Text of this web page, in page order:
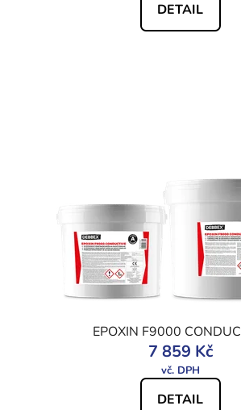
DETAIL
EPOXIN F9000
7 859 Kč
DETAIL